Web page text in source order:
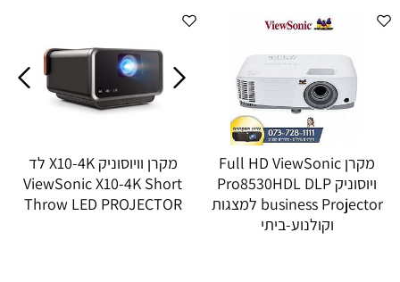
מקרן Full HD ViewSonic
ויוסוניק Pro8530HDL DLP
business Projector למצגות
וקולנוע-ביתי
מקרן וויוסוניק X10-4K לד
ViewSonic X10-4K Short
Throw LED PROJECTOR